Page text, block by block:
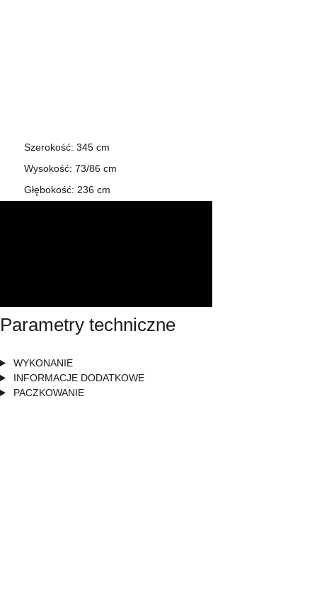
Szerokość: 345 cm
Wysokość: 73/86 cm
Głębokość: 236 cm
Parametry techniczne
WYKONANIE
INFORMACJE DODATKOWE
PACZKOWANIE